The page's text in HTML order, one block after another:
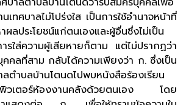
เทศบาลไม่โปร่งใส เป็นการใช้อำนาจหน้าที่
ลประโยชน์แก่ตนเองและผู้อื่นซึ่งไม่เป็น
รใส่ความผู้เสียหายก็ตาม แต่ไม่ปรากฏว่า
คคลที่สาม กลับได้ความเพียงว่า ก. ซึ่งเป็น
ลตำบลบ้านโตนดไปพบหนังสือร้องเรียน
พิวเตอร์ห้องงานคลังด้วยตนเอง โดย